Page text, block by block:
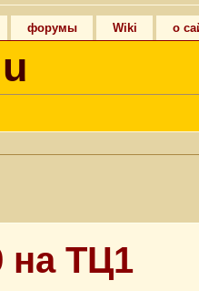
форумы Wiki о
на ТЦ1